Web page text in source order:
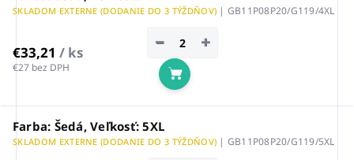
SKLADOM EXTERNE (DODANIE DO 3 TÝŽDŇOV) | GB11P08P20/G119/4XL
€33,21 / ks
€27 bez DPH
+
−
Do košíka
Farba: Šedá, Veľkosť: 5XL
SKLADOM EXTERNE (DODANIE DO 3 TÝŽDŇOV) | GB11P08P20/G119/5XL